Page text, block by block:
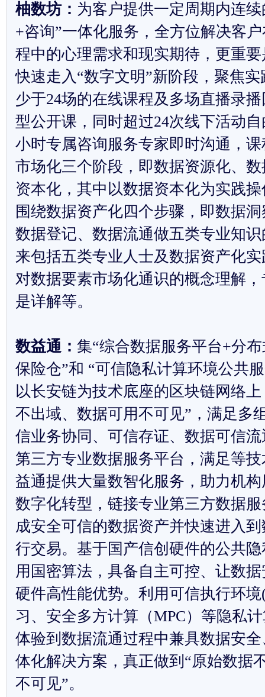
柚数坊： 为客户提供一定周期内连
+咨询”一体化服务，全方位解决客
程中的心理需求和现实期待，更重
快速走入“数字文明”新阶段，聚焦
少于24场的在线课程及多场直播录
型公开课，同时超过24次线下活动
小时专属咨询服务专家即时沟通，
市场化三个阶段，即数据资源化、
资本化，其中以数据资本化为实践
围绕数据资产化四个步骤，即数据
数据登记、数据流通做五类专业知
来包括五类专业人士及数据资产化
对数据要素市场化通识的概念理解
是详解等。
数益通： 集“综合数据服务平台+分
保险仓”和 “可信隐私计算环境公共
以长安链为技术底座的区块链网络
不出域、数据可用不可见”，满足多
信业务协同、可信存证、数据可信
第三方专业数据服务平台，满足等
益通提供大量数智化服务，助力机
数字化转型，链接专业第三方数据
成安全可信的数据资产并快速进入
行交易。基于国产信创硬件的公共
用国密算法，具备自主可控、让数
硬件高性能优势。利用可信执行环
习、安全多方计算（MPC）等隐私
体验到数据流通过程中兼具数据安
体化解决方案，真正做到“原始数据
不可见”。